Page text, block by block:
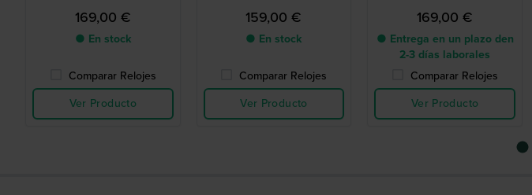
169,00 €
● En stock
Comparar Relojes
Ver Producto
159,00 €
● En stock
Comparar Relojes
Ver Producto
169,00 €
● Entrega en un plazo den
2-3 días laborales
Comparar Relojes
Ver Producto